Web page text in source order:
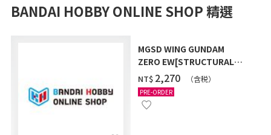
BANDAI HOBBY ONLINE SHOP 精選
MGSD WING GUNDAM
ZERO EW[STRUCTURAL
COATING/BLACK] [2026年
12月發送]
NT$ ‌2,270 （含税）
PRE-ORDER